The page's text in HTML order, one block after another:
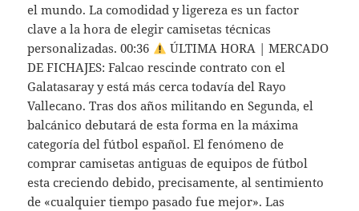
el mundo. La comodidad y ligereza es un factor
clave a la hora de elegir camisetas técnicas
personalizadas. 00:36
ÚLTIMA HORA | MERCADO
DE FICHAJES: Falcao rescinde contrato con el
Galatasaray y está más cerca todavía del Rayo
Vallecano. Tras dos años militando en Segunda, el
balcánico debutará de esta forma en la máxima
categoría del fútbol español. El fenómeno de
comprar camisetas antiguas de equipos de fútbol
esta creciendo debido, precisamente, al sentimiento
de «cualquier tiempo pasado fue mejor». Las